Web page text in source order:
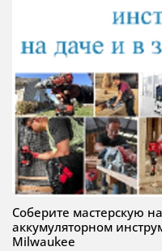
Соберите мастерскую
аккумуляторном
Milwaukee